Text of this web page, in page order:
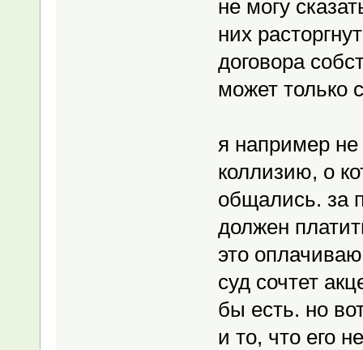
не могу
них
договора
может только
я например
коллизию, о
общались. за
должен
это
суд сочтет
бы есть. но
и то, что его